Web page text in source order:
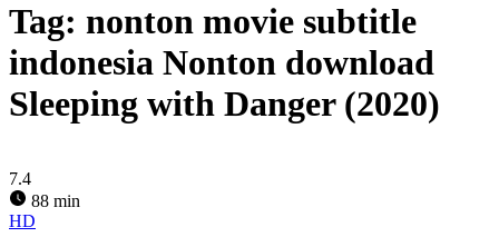
Tag: nonton movie subtitle
indonesia Nonton download
Sleeping with Danger (2020)
7.4
88 min
HD